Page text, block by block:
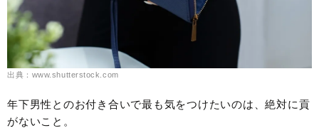
出典：www.shutterstock.com
年下男性とのお付き合いで最も気をつけたいのは、絶対に貢
がないこと。